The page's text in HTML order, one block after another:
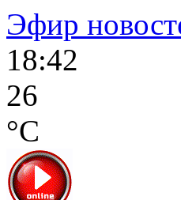
Эфир
18:42
26
°C